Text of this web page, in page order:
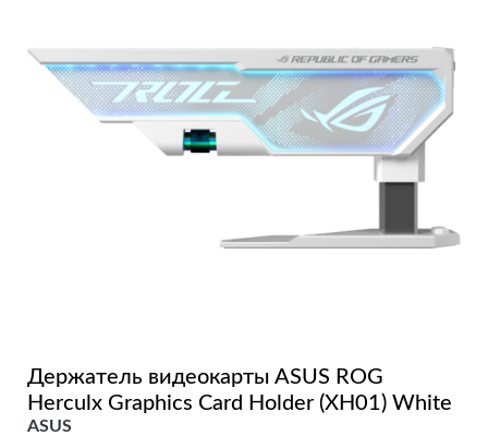
Держатель видеокарты ASUS ROG
Herculx Graphics Card Holder (XH01) White
ASUS